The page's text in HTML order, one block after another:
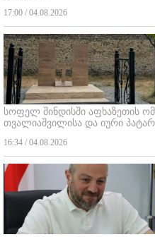
17:00 / 04.08.2026
სოფელ შინდისში აფხაზეთის
თვალიაშვილისა და იური
16:34 / 04.08.2026